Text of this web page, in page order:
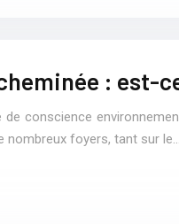
: est-
conscience
nombreux foyers, tant sur le…